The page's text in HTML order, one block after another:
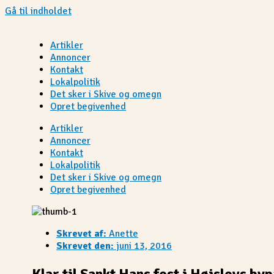
Gå til indholdet
Artikler
Annoncer
Kontakt
Lokalpolitik
Det sker i Skive og omegn
Opret begivenhed
Artikler
Annoncer
Kontakt
Lokalpolitik
Det sker i Skive og omegn
Opret begivenhed
Skrevet af: Anette
Skrevet den: juni 13, 2016